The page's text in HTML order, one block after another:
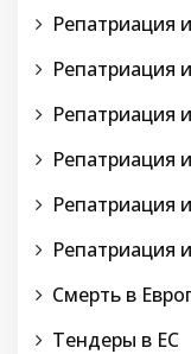
Репатриация
Репатриация
Репатриация
Репатриация
Репатриация
Репатриация
Смерть в
Тендеры в ЕС